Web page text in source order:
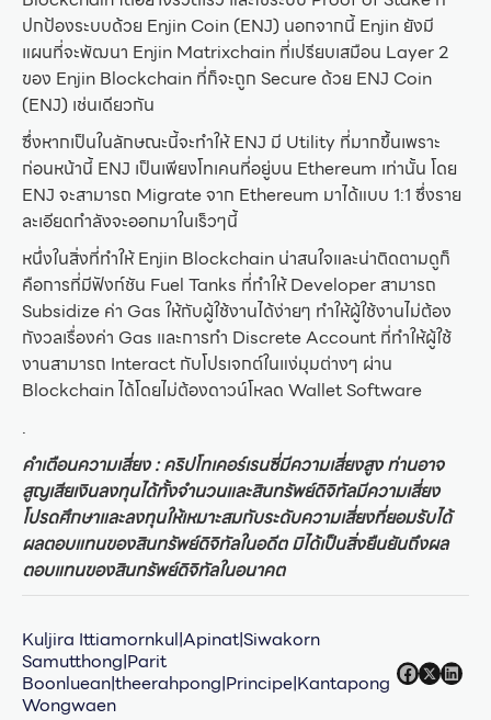
ปกป้องระบบด้วย Enjin Coin (ENJ) นอกจากนี้ Enjin ยังมี
แผนที่จะพัฒนา Enjin Matrixchain ที่เปรียบเสมือน Layer 2
ของ Enjin Blockchain ที่ก็จะถูก Secure ด้วย ENJ Coin
(ENJ) เช่นเดียวกัน
ซึ่งหากเป็นในลักษณะนี้จะทำให้ ENJ มี Utility ที่มากขึ้นเพราะ
ก่อนหน้านี้ ENJ เป็นเพียงโทเคนที่อยู่บน Ethereum เท่านั้น โดย
ENJ จะสามารถ Migrate จาก Ethereum มาได้แบบ 1:1 ซึ่งราย
ละเอียดกำลังจะออกมาในเร็วๆนี้
หนึ่งในสิ่งที่ทำให้ Enjin Blockchain น่าสนใจและน่าติดตามดูก็
คือการที่มีฟังก์ชัน Fuel Tanks ที่ทำให้ Developer สามารถ
Subsidize ค่า Gas ให้กับผู้ใช้งานได้ง่ายๆ ทำให้ผู้ใช้งานไม่ต้อง
กังวลเรื่องค่า Gas และการทำ Discrete Account ที่ทำให้ผู้ใช้
งานสามารถ Interact กับโปรเจกต์ในแง่มุมต่างๆ ผ่าน
Blockchain ได้โดยไม่ต้องดาวน์โหลด Wallet Software
.
คำเตือนความเสี่ยง : คริปโทเคอร์เรนซี่มีความเสี่ยงสูง ท่านอาจ
สูญเสียเงินลงทุนได้ทั้งจำนวนและสินทรัพย์ดิจิทัลมีความเสี่ยง
โปรดศึกษาและลงทุนให้เหมาะสมกับระดับความเสี่ยงที่ยอมรับได้
ผลตอบแทนของสินทรัพย์ดิจิทัลในอดีต มิได้เป็นสิ่งยืนยันถึงผล
ตอบแทนของสินทรัพย์ดิจิทัลในอนาคต
Kuljira Ittiamornkul|Apinat|Siwakorn
Samutthong|Parit
Boonluean|theerahpong|Principe|Kantapong
Wongwaen